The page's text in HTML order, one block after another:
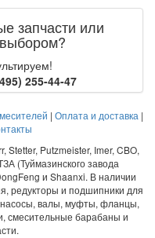
запчасти или
255-44-47
| Оплата и доставка |
Stetter, Putzmeister, Imer, CBO,
(Туймазинского завода
и Shaanxi. В наличии
редукторы и подшипники для
валы, муфты, фланцы,
смесительные барабаны и